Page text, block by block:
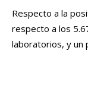
Respecto a la
respecto a los
laboratorios, y un